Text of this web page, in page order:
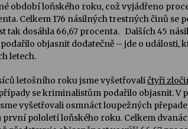
období loňského roku, což vyjádřeno
Celkem 176 násilných trestných činů se
tak dosáhla 66,67 procenta. Dalších 45
objasnit dodatečně – jde o události,
letech.
letošního roku jsme vyšetřovaličtyři
se kriminalistům podařilo objasnit. V
vyšetřovali osmnáct loupežných
první pololetí loňského roku. Celkem